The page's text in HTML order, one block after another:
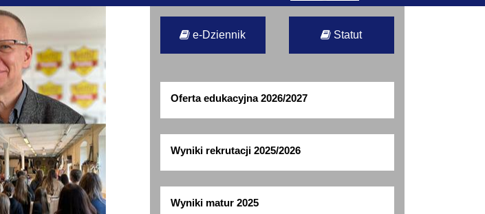
e-Dziennik Statut
Oferta edukacyjna 2026/2027
Wyniki rekrutacji 2025/2026
Wyniki matur 2025